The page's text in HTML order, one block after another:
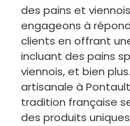
des pains et
engageons à
clients en offrant
incluant des pains
viennois, et bien
artisanale à
tradition française
des produits